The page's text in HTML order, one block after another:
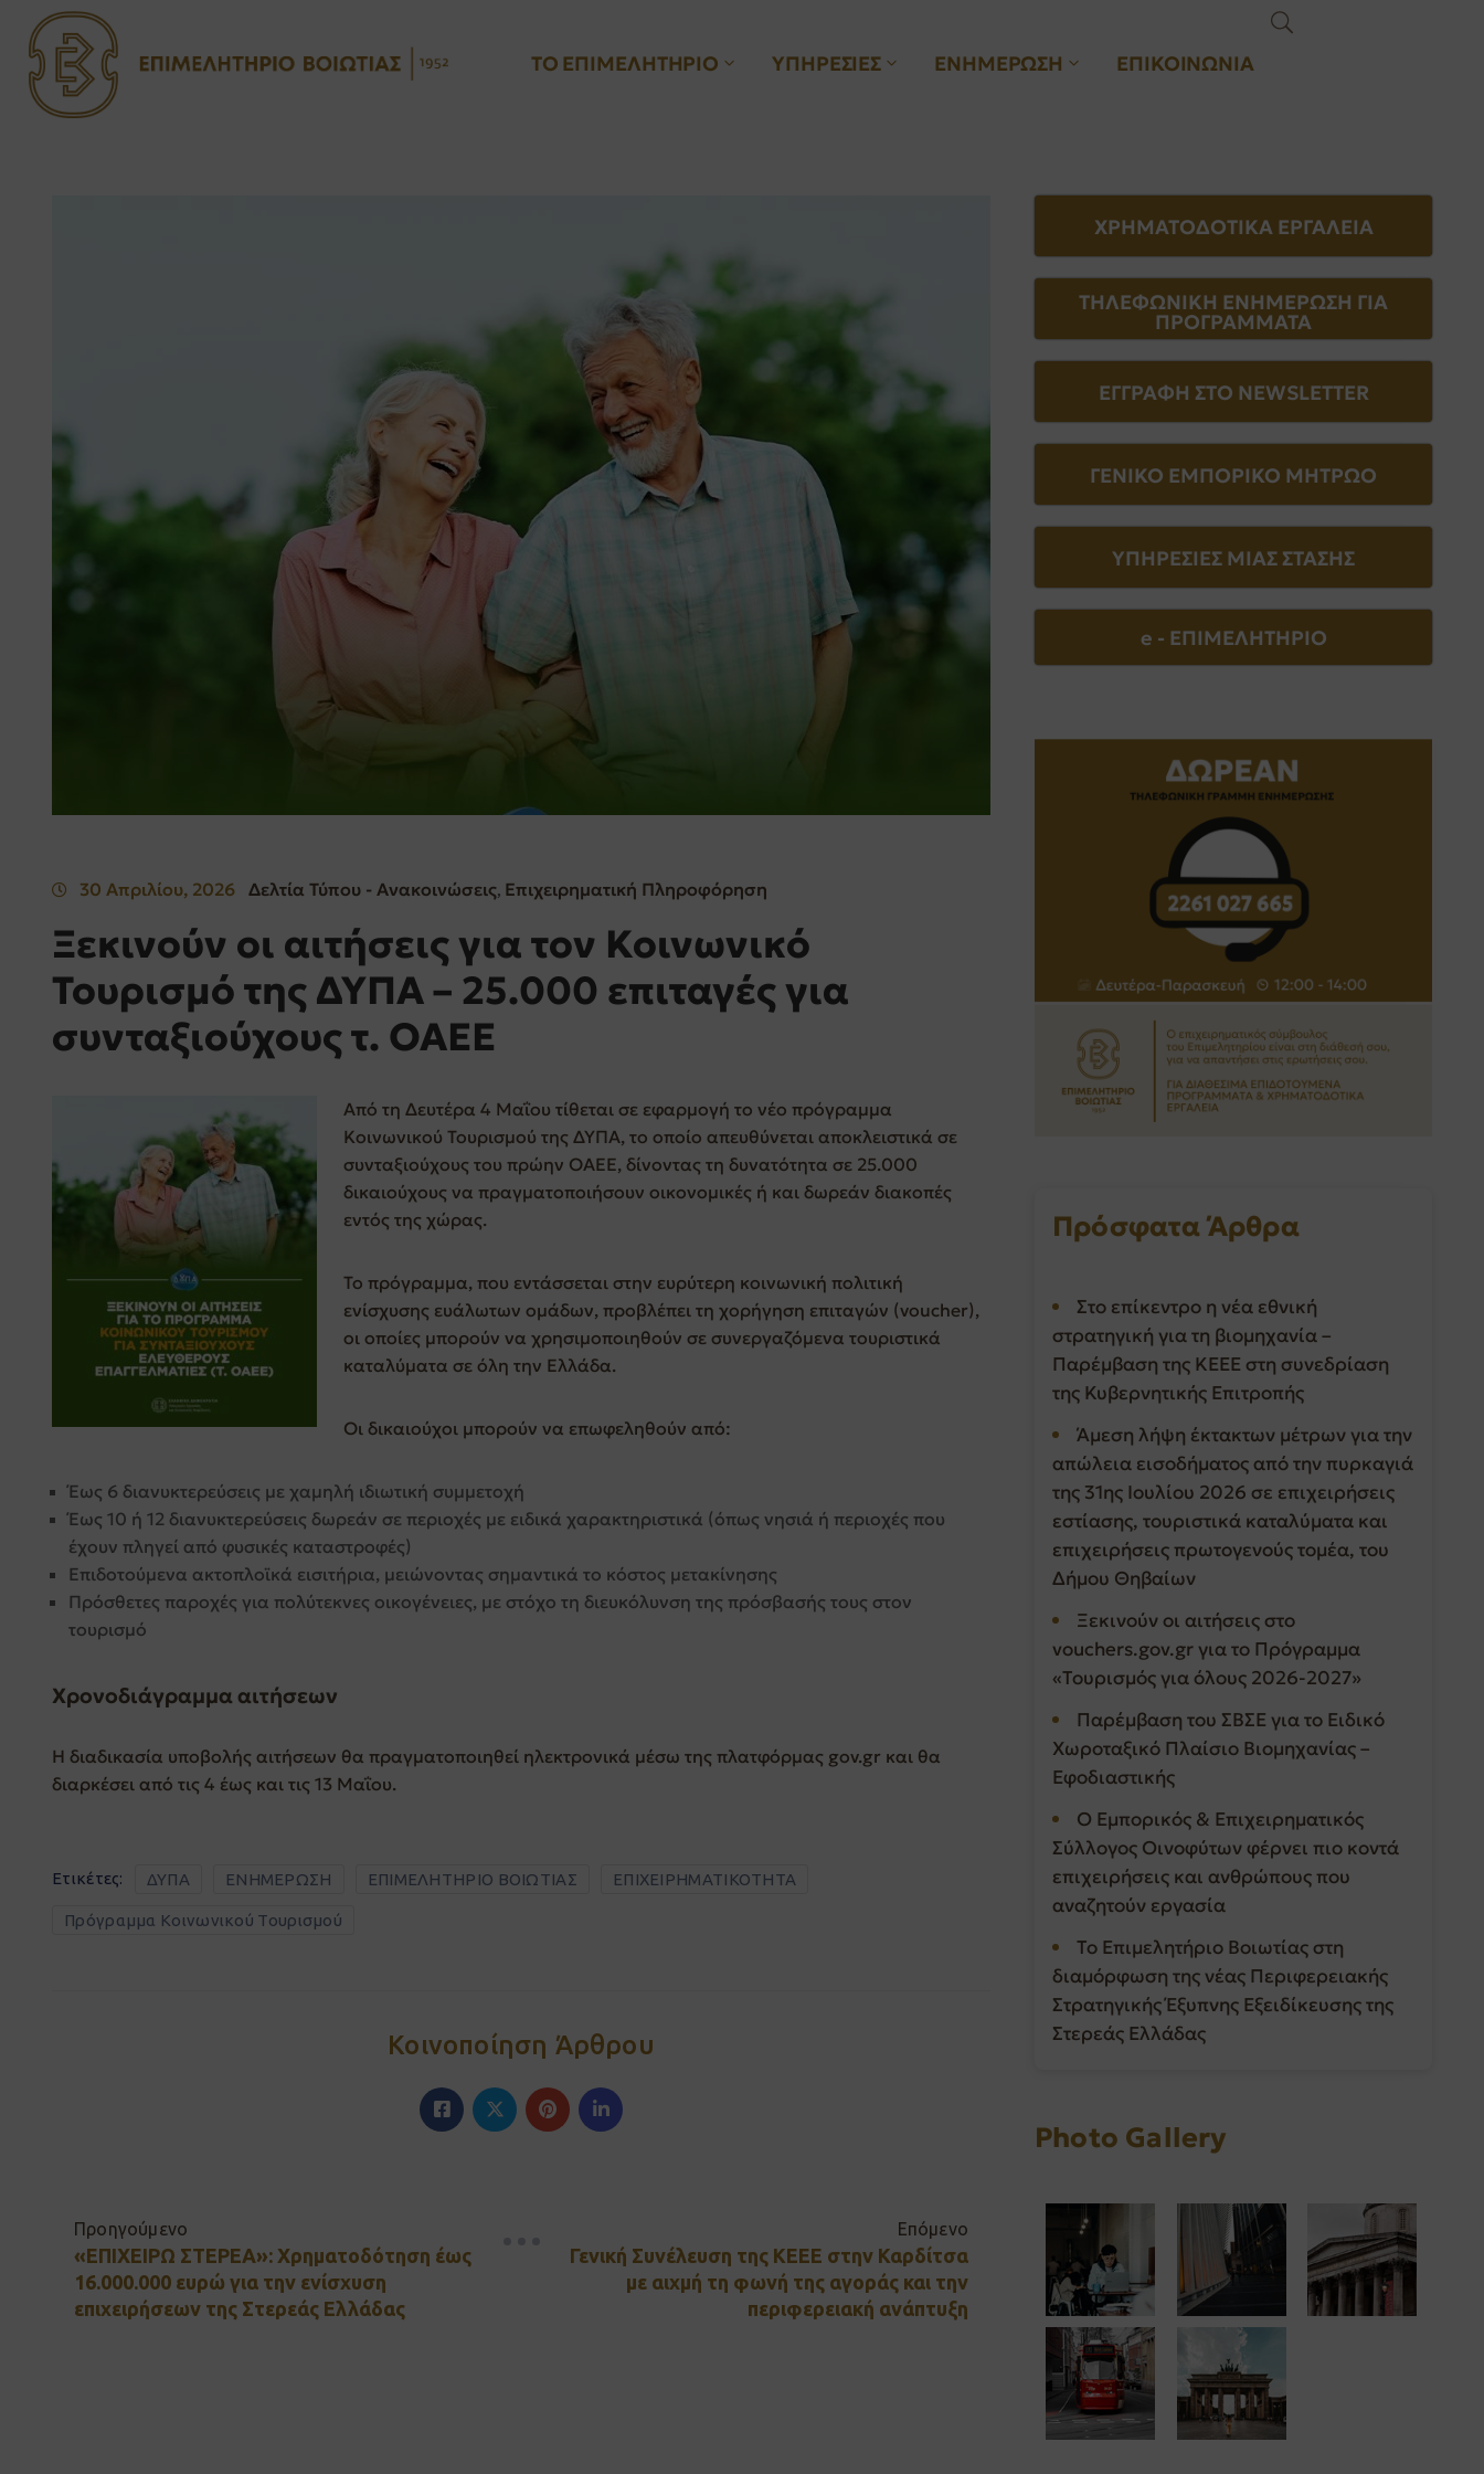
ΤΟ ΕΠΙΜΕΛΗΤΗΡΙΟ ΥΠΗΡΕΣΙΕΣ ΕΝΗΜΕΡΩΣΗ ΕΠΙΚΟΙΝΩΝΙΑ
30 Απριλίου, 2026 Δελτία Τύπου - Ανακοινώσεις‚ Επιχειρηματική Πληροφόρηση
Ξεκινούν οι αιτήσεις για τον Κοινωνικό
Τουρισμό της ΔΥΠΑ – 25.000 επιταγές για
συνταξιούχους τ. ΟΑΕΕ
Από τη Δευτέρα 4 Μαΐου τίθεται σε εφαρμογή το νέο πρόγραμμα
Κοινωνικού Τουρισμού της ΔΥΠΑ, το οποίο απευθύνεται αποκλειστικά σε
συνταξιούχους του πρώην ΟΑΕΕ, δίνοντας τη δυνατότητα σε 25.000
δικαιούχους να πραγματοποιήσουν οικονομικές ή και δωρεάν διακοπές
εντός της χώρας.
Το πρόγραμμα, που εντάσσεται στην ευρύτερη κοινωνική πολιτική
ενίσχυσης ευάλωτων ομάδων, προβλέπει τη χορήγηση επιταγών (voucher),
οι οποίες μπορούν να χρησιμοποιηθούν σε συνεργαζόμενα τουριστικά
καταλύματα σε όλη την Ελλάδα.
Οι δικαιούχοι μπορούν να επωφεληθούν από:
Έως 6 διανυκτερεύσεις με χαμηλή ιδιωτική συμμετοχή
Έως 10 ή 12 διανυκτερεύσεις δωρεάν σε περιοχές με ειδικά χαρακτηριστικά (όπως νησιά ή περιοχές που
έχουν πληγεί από φυσικές καταστροφές)
Επιδοτούμενα ακτοπλοϊκά εισιτήρια, μειώνοντας σημαντικά το κόστος μετακίνησης
Πρόσθετες παροχές για πολύτεκνες οικογένειες, με στόχο τη διευκόλυνση της πρόσβασής τους στον
τουρισμό
Χρονοδιάγραμμα αιτήσεων
Η διαδικασία υποβολής αιτήσεων θα πραγματοποιηθεί ηλεκτρονικά μέσω της πλατφόρμας gov.gr και θα
διαρκέσει από τις 4 έως και τις 13 Μαΐου.
Ετικέτες: ΔΥΠΑ ΕΝΗΜΕΡΩΣΗ ΕΠΙΜΕΛΗΤΗΡΙΟ ΒΟΙΩΤΙΑΣ ΕΠΙΧΕΙΡΗΜΑΤΙΚΟΤΗΤΑ
Πρόγραμμα Κοινωνικού Τουρισμού
Κοινοποίηση Άρθρου
Προηγούμενο
«ΕΠΙΧΕΙΡΩ ΣΤΕΡΕΑ»: Χρηματοδότηση έως
16.000.000 ευρώ για την ενίσχυση
επιχειρήσεων της Στερεάς Ελλάδας
Επόμενο
Γενική Συνέλευση της ΚΕΕΕ στην Καρδίτσα
με αιχμή τη φωνή της αγοράς και την
περιφερειακή ανάπτυξη
ΧΡΗΜΑΤΟΔΟΤΙΚΑ ΕΡΓΑΛΕΙΑ
ΤΗΛΕΦΩΝΙΚΗ ΕΝΗΜΕΡΩΣΗ ΓΙΑ
ΠΡΟΓΡΑΜΜΑΤΑ
ΕΓΓΡΑΦΗ ΣΤΟ NEWSLETTER
ΓΕΝΙΚΟ ΕΜΠΟΡΙΚΟ ΜΗΤΡΩΟ
ΥΠΗΡΕΣΙΕΣ ΜΙΑΣ ΣΤΑΣΗΣ
e - EΠΙΜΕΛΗΤΗΡΙΟ
Πρόσφατα Άρθρα
Στο επίκεντρο η νέα εθνική
στρατηγική για τη βιομηχανία –
Παρέμβαση της ΚΕΕΕ στη συνεδρίαση
της Κυβερνητικής Επιτροπής
Άμεση λήψη έκτακτων μέτρων για την
απώλεια εισοδήματος από την πυρκαγιά
της 31ης Ιουλίου 2026 σε επιχειρήσεις
εστίασης, τουριστικά καταλύματα και
επιχειρήσεις πρωτογενούς τομέα, του
Δήμου Θηβαίων
Ξεκινούν οι αιτήσεις στο
vouchers.gov.gr για το Πρόγραμμα
«Τουρισμός για όλους 2026-2027»
Παρέμβαση του ΣΒΣΕ για το Ειδικό
Χωροταξικό Πλαίσιο Βιομηχανίας –
Εφοδιαστικής
Ο Εμπορικός & Επιχειρηματικός
Σύλλογος Οινοφύτων φέρνει πιο κοντά
επιχειρήσεις και ανθρώπους που
αναζητούν εργασία
Το Επιμελητήριο Βοιωτίας στη
διαμόρφωση της νέας Περιφερειακής
Στρατηγικής Έξυπνης Εξειδίκευσης της
Στερεάς Ελλάδας
Photo Gallery